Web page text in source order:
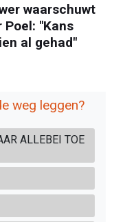
waarschuwt
Poel: "Kans
al gehad"
weg leggen?
ALLEBEI TOE